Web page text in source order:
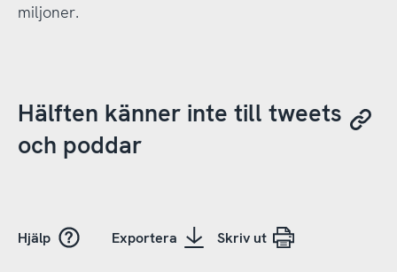
miljoner.
Hälften känner inte till tweets
och poddar
Hjälp Exportera Skriv ut